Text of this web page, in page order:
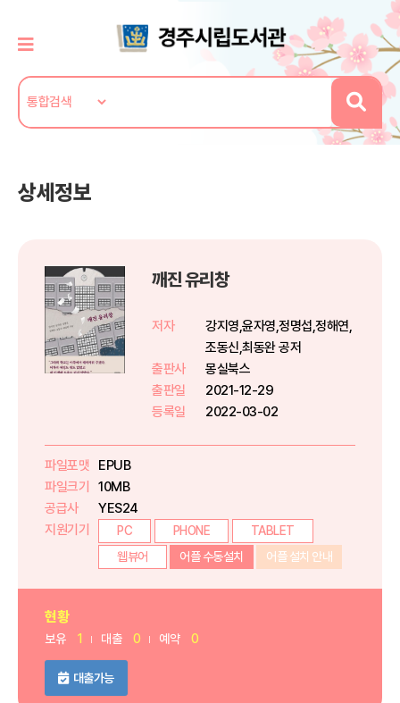
상세정보
깨진 유리창
저자
강지영,윤자영,정명섭,정해연,
조동신,최동완 공저
출판사
몽실북스
출판일
2021-12-29
등록일
2022-03-02
파일포맷
EPUB
파일크기
10MB
공급사
YES24
지원기기
PC PHONE
TABLET
웹뷰어
어플 수동설치 어플 설치 안내
현황
보유 1 대출 0 예약 0
대출가능